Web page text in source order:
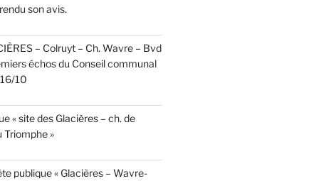
son avis.
– Colruyt – Ch. Wavre – Bvd
échos du Conseil communal
10
« site des Glacières – ch. de
Triomphe »
publique « Glacières – Wavre-